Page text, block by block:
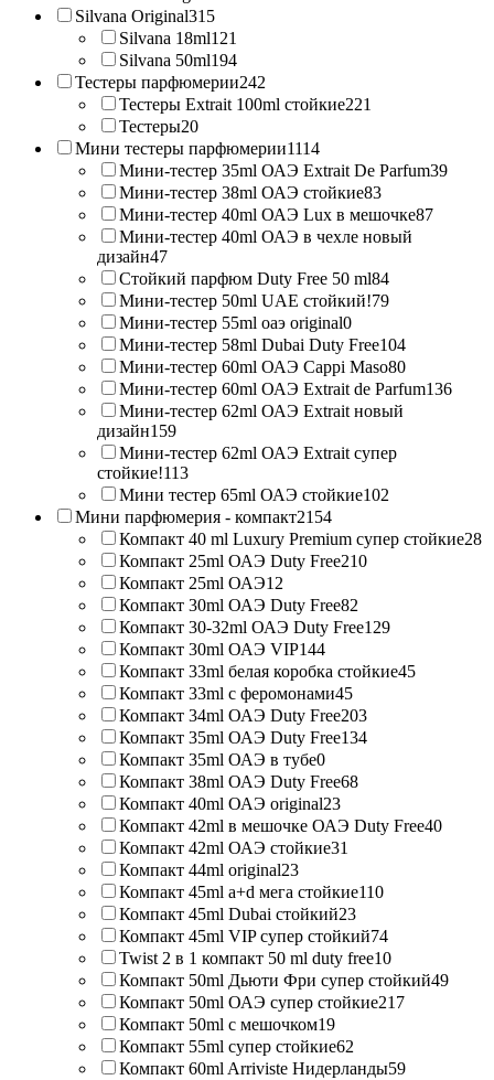
Silvana Original315
Silvana 18ml121
Silvana 50ml194
Тестеры парфюмерии242
Тестеры Extrait 100ml стойкие221
Тестеры20
Мини тестеры парфюмерии1114
Мини-тестер 35ml ОАЭ Extrait De Parfum39
Мини-тестер 38ml ОАЭ стойкие83
Мини-тестер 40ml ОАЭ Lux в мешочке87
Мини-тестер 40ml ОАЭ в чехле новый
дизайн47
Стойкий парфюм Duty Free 50 ml84
Мини-тестер 50ml UAE стойкий!79
Мини-тестер 55ml оаэ original0
Мини-тестер 58ml Dubai Duty Free104
Мини-тестер 60ml ОАЭ Cappi Maso80
Мини-тестер 60ml ОАЭ Extrait de Parfum136
Мини-тестер 62ml ОАЭ Extrait новый
дизайн159
Мини-тестер 62ml ОАЭ Extrait супер
стойкие!113
Мини тестер 65ml ОАЭ стойкие102
Мини парфюмерия - компакт2154
Компакт 40 ml Luxury Premium супер стойкие28
Компакт 25ml ОАЭ Duty Free210
Компакт 25ml ОАЭ12
Компакт 30ml ОАЭ Duty Free82
Компакт 30-32ml ОАЭ Duty Free129
Компакт 30ml ОАЭ VIP144
Компакт 33ml белая коробка стойкие45
Компакт 33ml с феромонами45
Компакт 34ml ОАЭ Duty Free203
Компакт 35ml ОАЭ Duty Free134
Компакт 35ml ОАЭ в тубе0
Компакт 38ml ОАЭ Duty Free68
Компакт 40ml ОАЭ original23
Компакт 42ml в мешочке ОАЭ Duty Free40
Компакт 42ml ОАЭ стойкие31
Компакт 44ml original23
Компакт 45ml a+d мега стойкие110
Компакт 45ml Dubai стойкий23
Компакт 45ml VIP супер стойкий74
Twist 2 в 1 компакт 50 ml duty free10
Компакт 50ml Дьюти Фри супер стойкий49
Компакт 50ml ОАЭ супер стойкие217
Компакт 50ml с мешочком19
Компакт 55ml супер стойкие62
Компакт 60ml Arriviste Нидерланды59